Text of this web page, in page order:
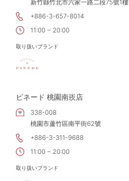
新竹縣竹北市六家一路二段75號1樓
+886-3-657-8014
11:00 – 20:00
取り扱いブランド
ピネード 桃園南崁店
338-008
桃園市蘆竹區南平街62號
+886-3-311-9688
11:00 – 20:00
取り扱いブランド